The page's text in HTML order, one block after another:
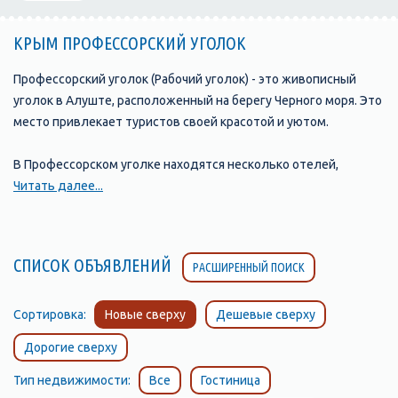
КРЫМ ПРОФЕССОРСКИЙ УГОЛОК
Профессорский уголок (Рабочий уголок) - это живописный
уголок в Алуште, расположенный на берегу Черного моря. Это
место привлекает туристов своей красотой и уютом.
В Профессорском уголке находятся несколько отелей,
предлагающих комфортное размещение и хорошие условия
номера различных категорий, а также открытый бассейн, зона
отдыха и бесплатная парковка.
Еще один популярный отель в Профессорском уголке -
"Райский уголок", который находится в непосредственной
близости от пляжа. Отель предлагает гостям номера с видом
на море и собственным балконом или террасой, а также
Читать далее...
СПИСОК ОБЪЯВЛЕНИЙ РАСШИРЕННЫЙ ПОИСК
Сортировка: Новые сверху Дешевые сверху
Дорогие сверху
Тип недвижимости: Все Гостиница